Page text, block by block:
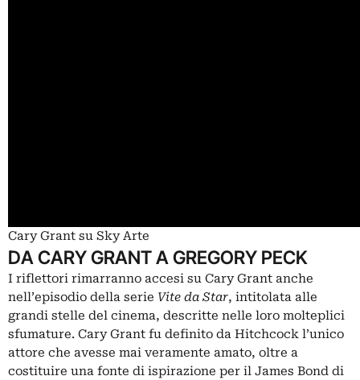
Cary Grant su Sky Arte
DA CARY GRANT A GREGORY PECK
I riflettori rimarranno accesi su Cary Grant anche
nell’episodio della serie Vite da Star, intitolata alle
grandi stelle del cinema, descritte nelle loro molteplici
sfumature. Cary Grant fu definito da Hitchcock l’unico
attore che avesse mai veramente amato, oltre a
costituire una fonte di ispirazione per il James Bond di